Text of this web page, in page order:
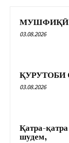
МУШФИҚӢ
03.08.2026
03.08.2026
Қатра-
шудем,